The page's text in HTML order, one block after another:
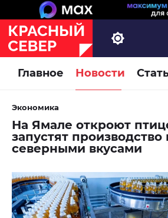
Главное Новости
Экономика
На Ямале откроют
запустят производство
северными вкусами